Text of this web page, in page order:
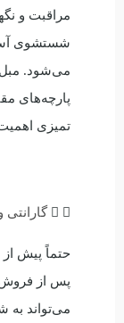
مراقبت و
شستشوی
می‌شود.
پارچه‌های
تمیزی
حتماً پیش
پس از فروش
می‌تواند به